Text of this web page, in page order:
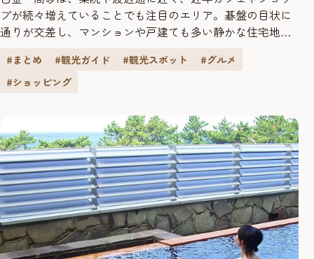
プが続々増えていることでも注目のエリア。碁盤の目状に
通りが交差し、マンションや戸建ても多い静かな住宅地の
の名店、個性派カフェ、こだわりのスイーツショップま
で、魅力的なスポットが多く点在しています。ほっとでき
街歩きの楽しさがつまった場所、白...
#まとめ #観光ガイド #観光スポット
#グルメ
#ショッピング